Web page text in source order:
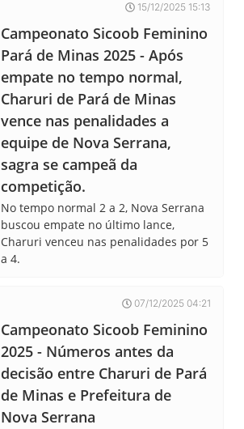
15/12/2025 15:13
Campeonato Sicoob Feminino
Pará de Minas 2025 - Após
empate no tempo normal,
Charuri de Pará de Minas
vence nas penalidades a
equipe de Nova Serrana,
sagra se campeã da
competição.
No tempo normal 2 a 2, Nova Serrana
buscou empate no último lance,
Charuri venceu nas penalidades por 5
a 4.
07/12/2025 04:21
Campeonato Sicoob Feminino
2025 - Números antes da
decisão entre Charuri de Pará
de Minas e Prefeitura de
Nova Serrana